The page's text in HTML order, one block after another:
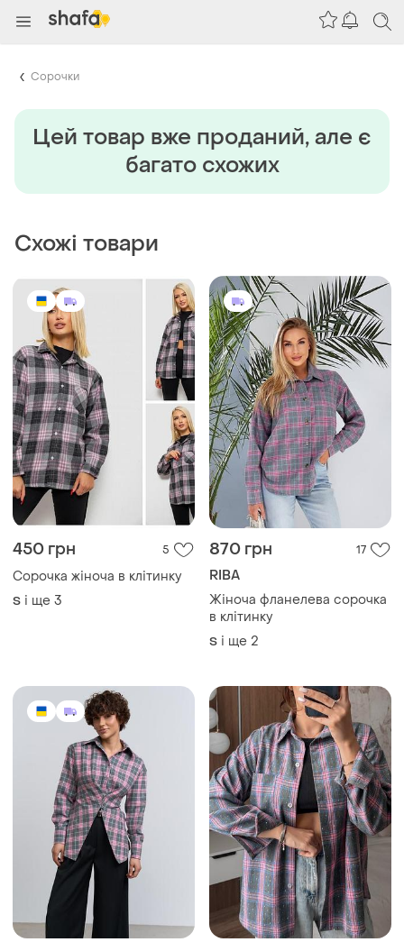
Сорочки
Цей товар вже проданий, але є
багато схожих
Схожі товари
450 грн 5
Сорочка жіноча в клітинку
S і ще 3
870 грн 17
RIBA
Жіноча фланелева сорочка
в клітинку
S і ще 2